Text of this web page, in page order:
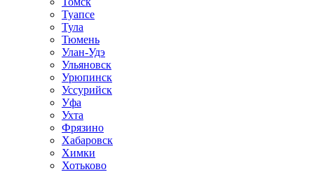
Туапсе
Тула
Тюмень
Улан-Удэ
Ульяновск
Урюпинск
Уссурийск
Уфа
Ухта
Фрязино
Хабаровск
Химки
Хотьково